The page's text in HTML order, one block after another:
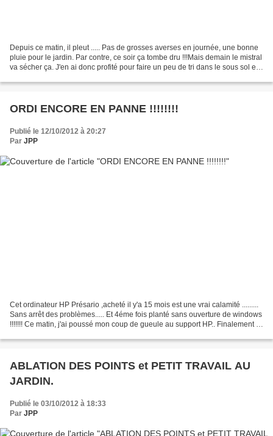
Depuis ce matin, il pleut ..... Pas de grosses averses en journée, une bonne
pluie pour le jardin. Par contre, ce soir ça tombe dru !!!Mais demain le mistral
va sécher ça. J'en ai donc profité pour faire un peu de tri dans le sous sol et
ORDI ENCORE EN PANNE !!!!!!!!
Publié le 12/10/2012 à 20:27
Par JPP
Cet ordinateur HP Présario ,acheté il y'a 15 mois est une vrai calamité .........
Sans arrêt des problèmes..... Et 4éme fois planté sans ouverture de windows
!!!!!!! Ce matin, j'ai poussé mon coup de gueule au support HP.. Finalement ils
ABLATION DES POINTS et PETIT TRAVAIL AU
JARDIN.
Publié le 03/10/2012 à 18:33
Par JPP